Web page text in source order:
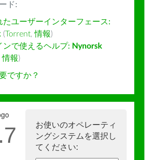
ド:
たユーザーインターフェース:
(Torrent,情報)
ンで使えるヘルプ: Nynorsk
情報)
ですか？
お使いのオペレーティ
ングシステムを選択し
てください: